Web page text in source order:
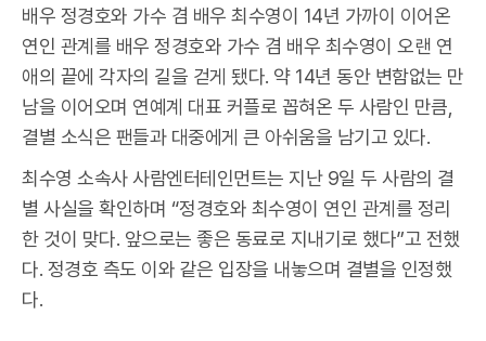
배우 정경호와 가수 겸 배우 최수영이 14년 가까이 이어온
연인 관계를 배우 정경호와 가수 겸 배우 최수영이 오랜 연
애의 끝에 각자의 길을 걷게 됐다. 약 14년 동안 변함없는 만
남을 이어오며 연예계 대표 커플로 꼽혀온 두 사람인 만큼,
결별 소식은 팬들과 대중에게 큰 아쉬움을 남기고 있다.
최수영 소속사 사람엔터테인먼트는 지난 9일 두 사람의 결
별 사실을 확인하며 “정경호와 최수영이 연인 관계를 정리
한 것이 맞다. 앞으로는 좋은 동료로 지내기로 했다”고 전했
다. 정경호 측도 이와 같은 입장을 내놓으며 결별을 인정했
다.